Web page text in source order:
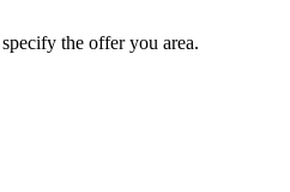
the offer you area.